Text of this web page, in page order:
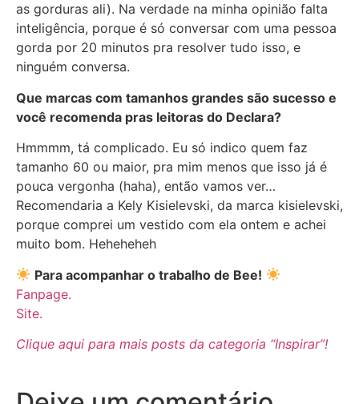
as gorduras ali). Na verdade na minha opinião falta
inteligência, porque é só conversar com uma pessoa
gorda por 20 minutos pra resolver tudo isso, e
ninguém conversa.
Que marcas com tamanhos grandes são sucesso e
você recomenda pras leitoras do Declara?
Hmmmm, tá complicado. Eu só indico quem faz
tamanho 60 ou maior, pra mim menos que isso já é
pouca vergonha (haha), então vamos ver…
Recomendaria a Kely Kisielevski, da marca kisielevski,
porque comprei um vestido com ela ontem e achei
muito bom. Heheheheh
Para acompanhar o trabalho de Bee!
Fanpage.
Site.
Clique aqui para mais posts da categoria “Inspirar”!